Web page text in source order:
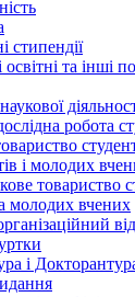
стипендії
освітні та інші
робота
і молодих
товариство
молодих вчених
і